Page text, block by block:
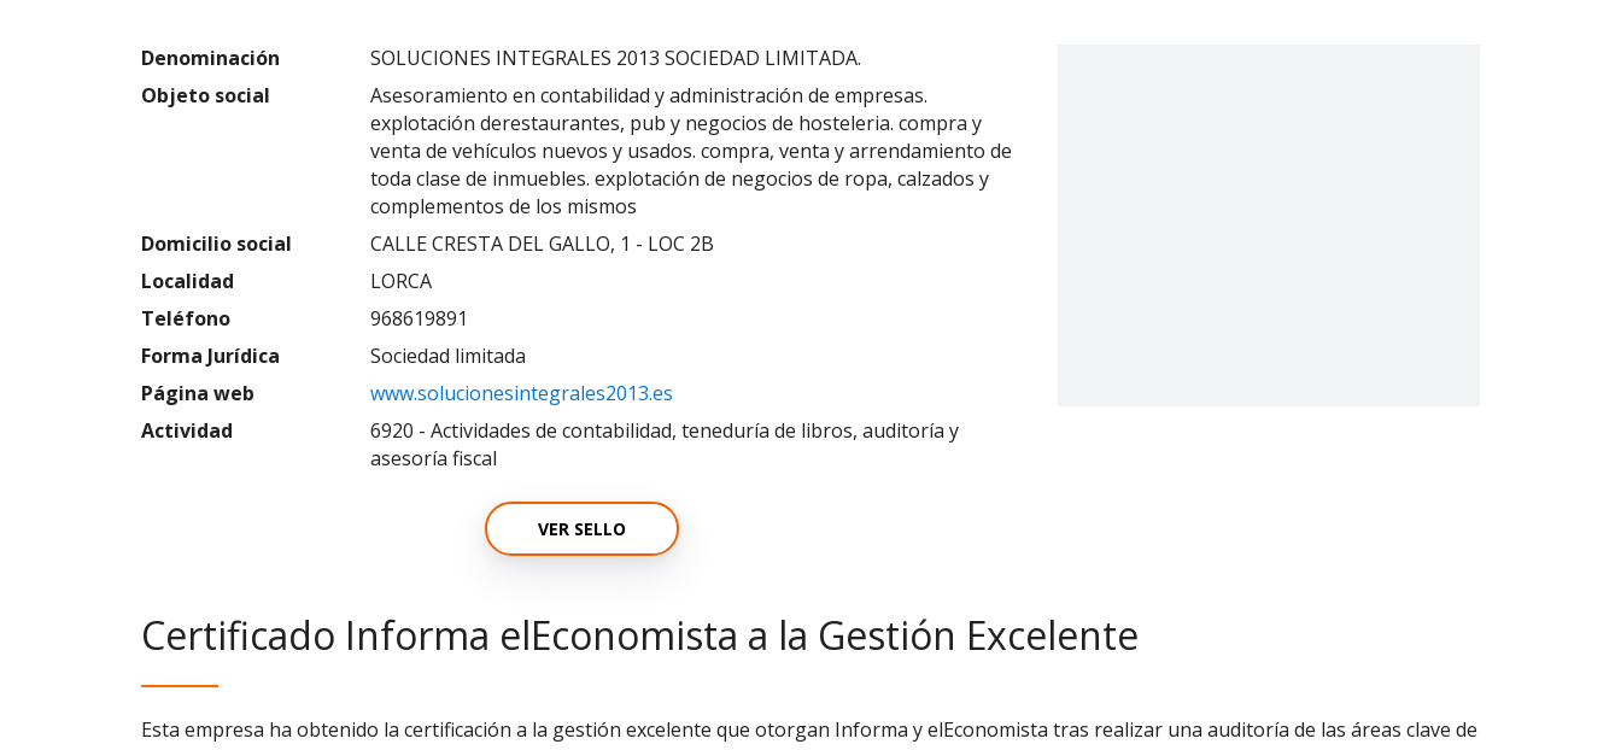
Denominación
SOLUCIONES INTEGRALES 2013 SOCIEDAD LIMITADA.
Objeto social
Asesoramiento en contabilidad y administración de empresas.
explotación derestaurantes, pub y negocios de hosteleria. compra y
venta de vehículos nuevos y usados. compra, venta y arrendamiento de
toda clase de inmuebles. explotación de negocios de ropa, calzados y
complementos de los mismos
Domicilio social
CALLE CRESTA DEL GALLO, 1 - LOC 2B
Localidad
LORCA
Teléfono
968619891
Forma Jurídica
Sociedad limitada
Página web
www.solucionesintegrales2013.es
Actividad
6920 - Actividades de contabilidad, teneduría de libros, auditoría y
asesoría fiscal
VER SELLO
Certificado Informa elEconomista a la Gestión Excelente
Esta empresa ha obtenido la certificación a la gestión excelente que otorgan Informa y elEconomista tras realizar una auditoría de las áreas clave de